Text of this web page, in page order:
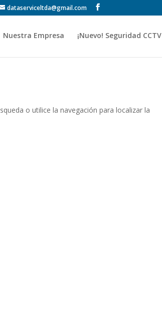
dataserviceltda@gmail.com
Nuestra Empresa ¡Nuevo! Seguridad CCTV
o utilice la navegación para localizar la